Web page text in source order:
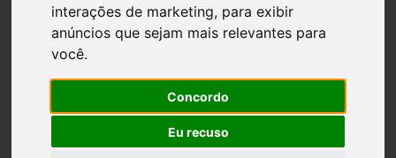
interações de marketing, para exibir
anúncios que sejam mais relevantes para
você.
Concordo
Eu recuso